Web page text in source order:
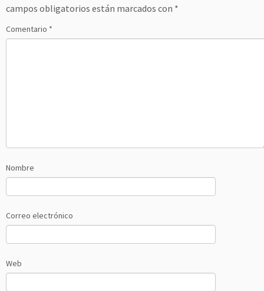
campos obligatorios están marcados con *
Comentario *
Nombre
Correo electrónico
Web